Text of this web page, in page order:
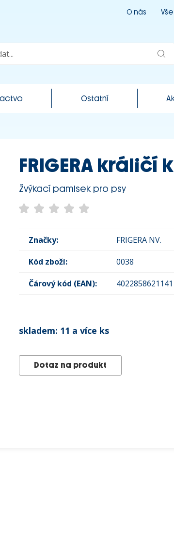
O nás
Ostatní
FRIGERA králičí
Žvýkací pamlsek pro psy
Značky: FRIGERA NV.
Kód zboží: 0038
Čárový kód (EAN): 4022858621141
skladem: 11 a více ks
Dotaz na produkt